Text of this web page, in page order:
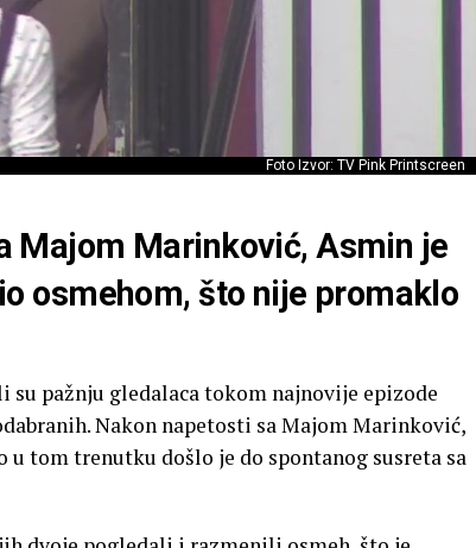
Foto Izvor: TV Pink Printscreen
Majom Marinković, Asmin je
osmehom, što nije promaklo
pažnju gledalaca tokom najnovije epizode
Nakon napetosti sa Majom Marinković,
tom trenutku došlo je do spontanog susreta sa